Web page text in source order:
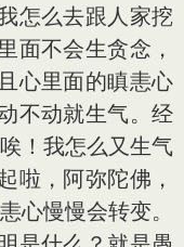
怎么去跟人家挖
面不会生贪念，
心里面的瞋恚心
不动就生气。经
！我怎么又生气
啦，阿弥陀佛，
心慢慢会转变。